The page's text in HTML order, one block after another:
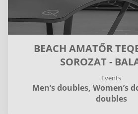
BEACH AMATŐR
SOROZAT -
Events
Men’s doubles, Women’s
doubles